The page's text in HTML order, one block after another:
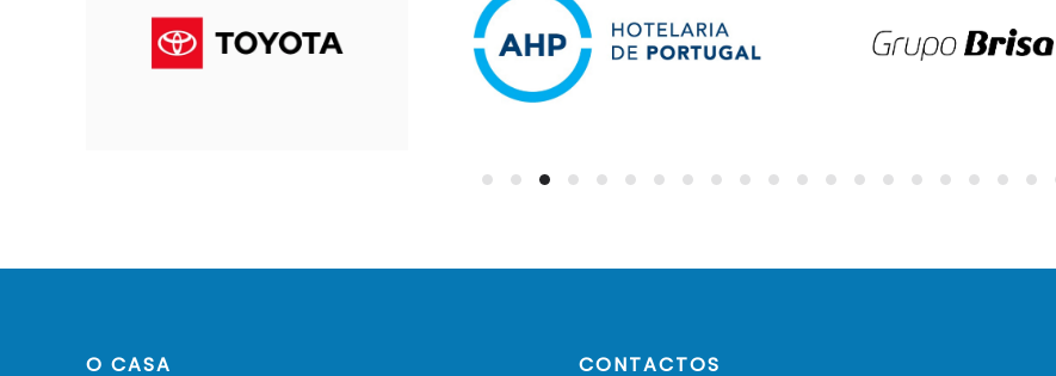
O CASA CONTACTOS